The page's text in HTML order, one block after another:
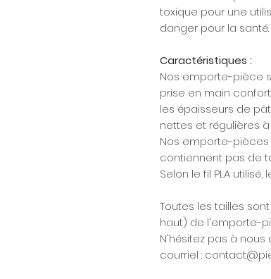
toxique pour une
danger pour la santé.
Caractéristiques :
Nos emporte-pièce
prise en main
les épaisseurs de
nettes et régulières
Nos emporte-
contiennent pas de
Selon le fil PLA
Toutes les tailles
haut) de l'emporte-
N'hésitez pas à
courriel :